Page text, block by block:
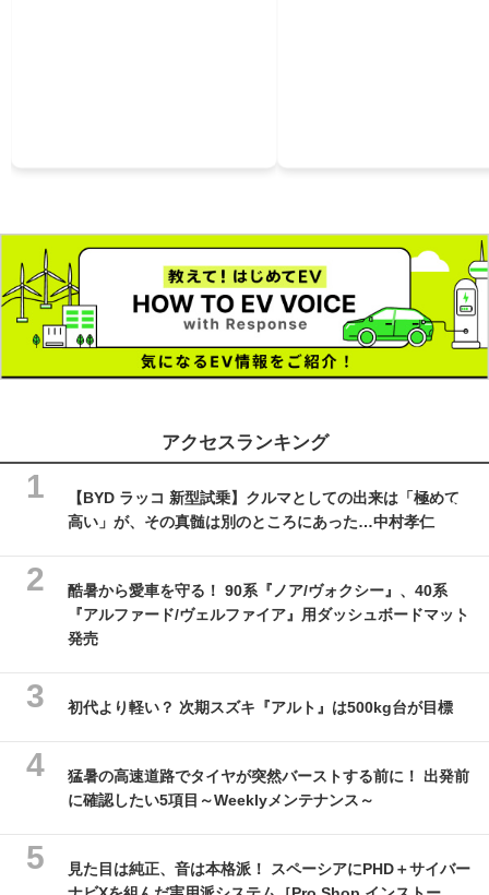
アクセスランキング
【BYD ラッコ 新型試乗】クルマとしての出来は「極めて
高い」が、その真髄は別のところにあった…中村孝仁
酷暑から愛車を守る！ 90系『ノア/ヴォクシー』、40系
『アルファード/ヴェルファイア』用ダッシュボードマット
発売
初代より軽い？ 次期スズキ『アルト』は500kg台が目標
猛暑の高速道路でタイヤが突然バーストする前に！ 出発前
に確認したい5項目～Weeklyメンテナンス～
見た目は純正、音は本格派！ スペーシアにPHD＋サイバー